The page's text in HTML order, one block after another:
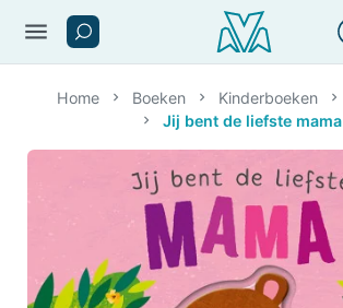
menu
Home Boeken Kinderboeken
Jij bent de liefste mama